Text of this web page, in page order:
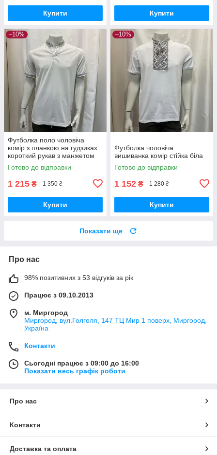
Купити Купити
–10%
Футболка поло чоловіча
комір з планкою на гудзиках
короткий рукав з манжетом
молочна
Готово до відправки
1 215 ₴ 1 350 ₴
Купити
–10%
Футболка чоловіча
вишиванка комір стійка біла
Готово до відправки
1 152 ₴ 1 280 ₴
Купити
Показати ще
Про нас
98% позитивних з 53 відгуків за рік
Працює з 09.10.2013
м. Миргород
Миргород, вул.Голголя, 147 ТЦ Мир 1 поверх, Миргород,
Україна
Контакти
Сьогодні працює з 09:00 до 16:00
Показати весь графік роботи
Про нас
Контакти
Доставка та оплата